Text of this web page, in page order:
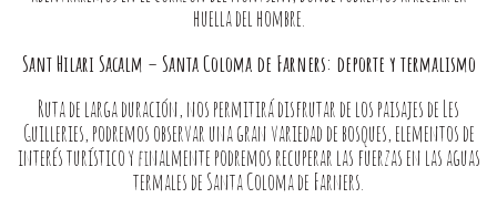
huella del hombre.
Sant Hilari Sacalm – Santa Coloma de Farners: deporte y termalismo
Ruta de larga duración, nos permitirá disfrutar de los paisajes de Les
Guilleries, podremos observar una gran variedad de bosques, elementos de
interés turístico y finalmente podremos recuperar las fuerzas en las aguas
termales de Santa Coloma de Farners.